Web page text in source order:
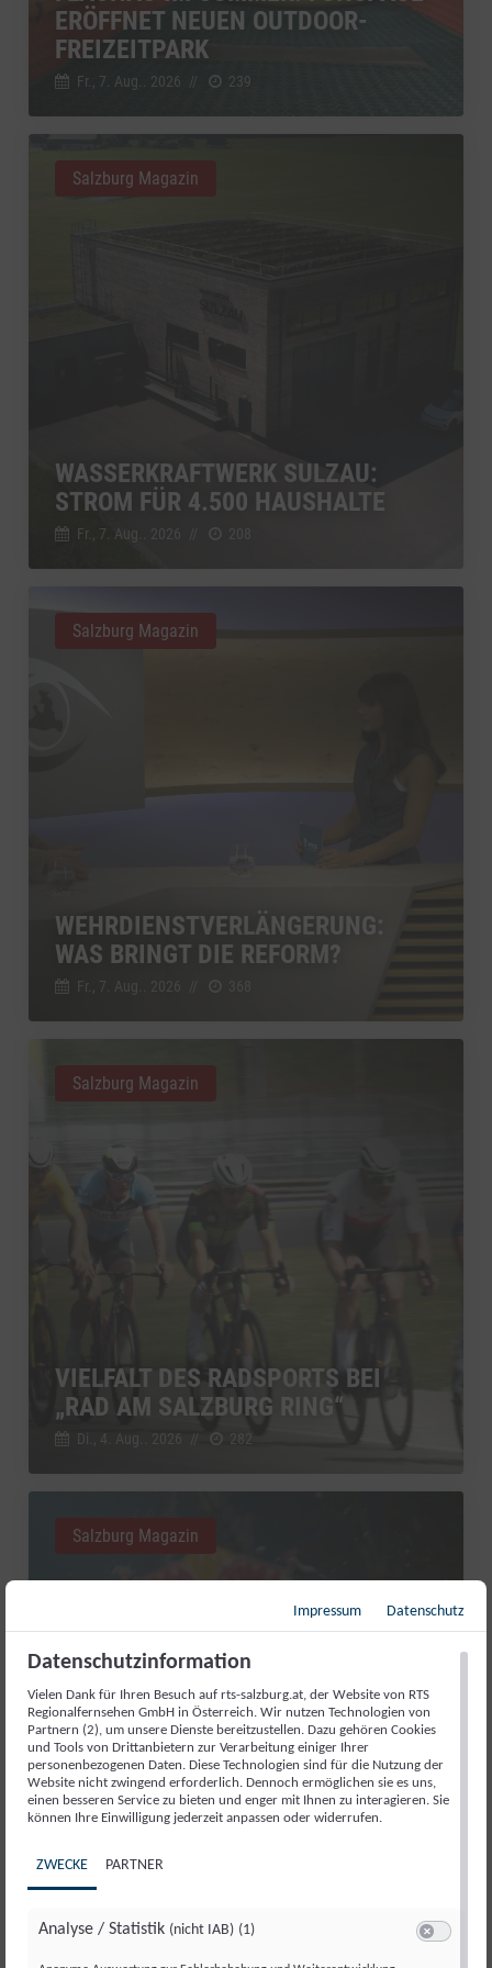
ERÖFFNET NEUEN OUTDOOR-
FREIZEITPARK
Fr., 7. Aug.. 2026 // 239
WASSERKRAFTWERK SULZAU:
STROM FÜR 4.500 HAUSHALTE
Fr., 7. Aug.. 2026
Salzburg Magazin
WEHRDIENSTVERLÄNGERUNG:
WAS BRINGT DIE REFORM?
Fr., 7. Aug.. 2026
Salzburg Magazin
VIELFALT DES RADSPORTS BEI
„RAD AM SALZBURG RING“
Di., 4. Aug.. 2026 // 282
Salzburg Magazin
RED BULL ROMANIACS: MANUEL
LETTENBICHLER FEIERT 7.
GESAMTSIEG
Di., 4. Aug.. 2026
Salzburg Magazin
Impressum Datenschutz
Datenschutzinformation
Vielen Dank für Ihren Besuch auf rts-salzburg.at, der Website von RTS
Regionalfernsehen GmbH in Österreich. Wir nutzen Technologien von
Partnern (2), um unsere Dienste bereitzustellen. Dazu gehören Cookies
und Tools von Drittanbietern zur Verarbeitung einiger Ihrer
personenbezogenen Daten. Diese Technologien sind für die Nutzung der
Website nicht zwingend erforderlich. Dennoch ermöglichen sie es uns,
einen besseren Service zu bieten und enger mit Ihnen zu interagieren. Sie
können Ihre Einwilligung jederzeit anpassen oder widerrufen.
ZWECKE PARTNER
Analyse / Statistik (nicht IAB) (1)